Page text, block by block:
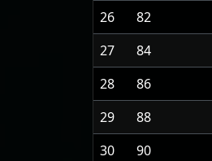
26
82
27
84
28
86
29
88
30
90